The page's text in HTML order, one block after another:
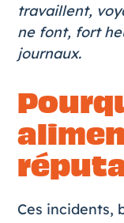
travaillent,
ne font, fort
journaux.
Ces incidents,